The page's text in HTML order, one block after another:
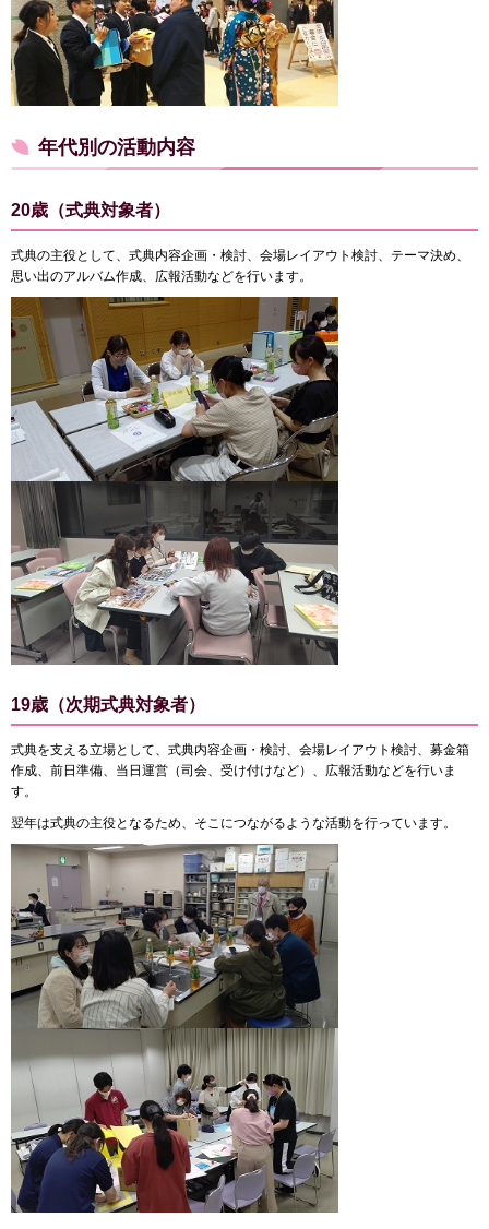
年代別の活動内容
20歳（式典対象者）
式典の主役として、式典内容企画・検討、会場レイアウト検討、テーマ決め、
思い出のアルバム作成、広報活動などを行います。
19歳（次期式典対象者）
式典を支える立場として、式典内容企画・検討、会場レイアウト検討、募金箱
作成、前日準備、当日運営（司会、受け付けなど）、広報活動などを行いま
す。
翌年は式典の主役となるため、そこにつながるような活動を行っています。